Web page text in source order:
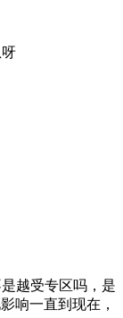
越受专区吗，是
响一直到现在，